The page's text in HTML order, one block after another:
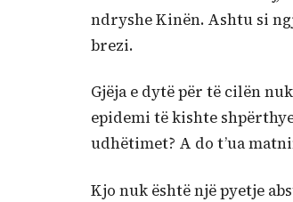
ndryshe Kinën. Ashtu si
brezi.
Gjëja e dytë për të cilën
epidemi të kishte
udhëtimet? A do t’ua
Kjo nuk është një pyetje